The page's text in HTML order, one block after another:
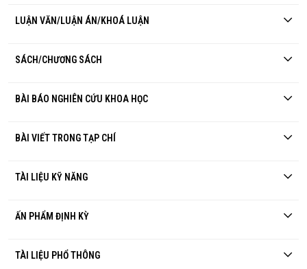
LUẬN VĂN/LUẬN ÁN/KHOÁ LUẬN
SÁCH/CHƯƠNG SÁCH
BÀI BÁO NGHIÊN CỨU KHOA HỌC
BÀI VIẾT TRONG TẠP CHÍ
TÀI LIỆU KỸ NĂNG
ẤN PHẨM ĐỊNH KỲ
TÀI LIỆU PHỔ THÔNG